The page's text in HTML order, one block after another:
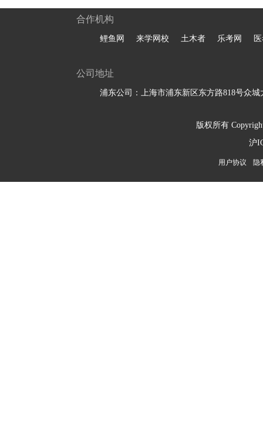
合作机构
鲤鱼网 来学网校 土木者 乐考网
公司地址
浦东公司：上海市浦东新区东方路818号众城
版权所有
沪
用户协议 隐